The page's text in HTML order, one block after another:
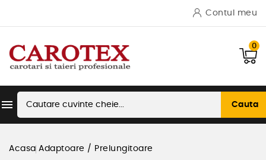
Contul meu
0
 Cauta
Acasa Adaptoare / Prelungitoare